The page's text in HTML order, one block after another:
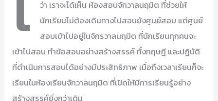
ว่า เราจะได้เห็น ห้องสอบจักวาลนฤมิต ที่ช่วยให้
นักเรียนไม่ต้องเดินทางไปสอบยังศูนย์สอบ แต่ศูนย์
สอบเข้าไปอยู่ในจักรวาลนฤมิต ที่นักเรียนทุกคนจะ
เข้าไปสอบ ทำข้อสอบอย่างสร้างสรรค์ ทั้งทฤษฎี และปฏิบัติ
ที่ดำเนินการสอบได้อย่างมีประสิทธิภาพ เมื่อถึงเวลาเรียนก็จะ
เรียนในห้องเรียนจักวาลนฤมิต ที่เปิดให้มีการเรียนรู้อย่าง
สร้างสรรค์ยิ่งกว่าเดิม